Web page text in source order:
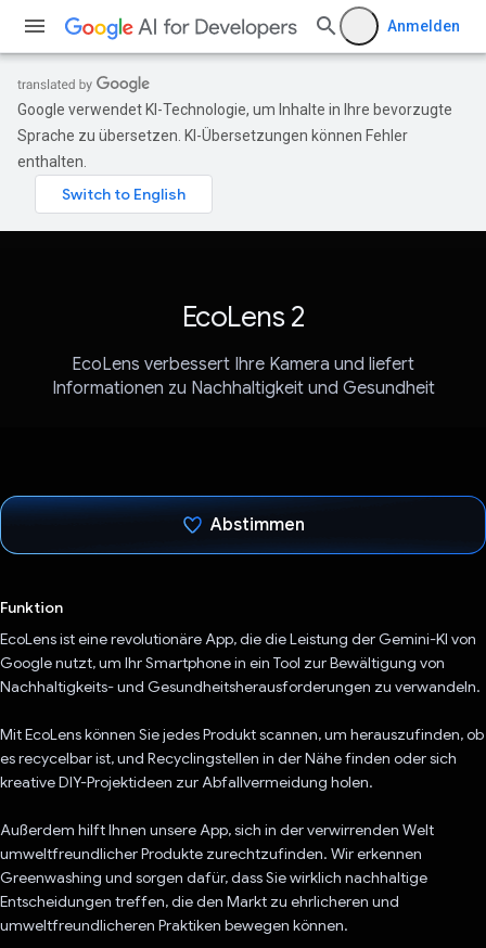
Anmelden
Google verwendet KI-Technologie, um Inhalte in Ihre bevorzugte
Sprache zu übersetzen. KI-Übersetzungen können Fehler
enthalten.
EcoLens 2
EcoLens verbessert Ihre Kamera und liefert
Informationen zu Nachhaltigkeit und Gesundheit
Abstimmen
Funktion
EcoLens ist eine revolutionäre App, die die Leistung der Gemini-KI von
Google nutzt, um Ihr Smartphone in ein Tool zur Bewältigung von
Nachhaltigkeits- und Gesundheitsherausforderungen zu verwandeln.
Mit EcoLens können Sie jedes Produkt scannen, um herauszufinden, ob
es recycelbar ist, und Recyclingstellen in der Nähe finden oder sich
kreative DIY-Projektideen zur Abfallvermeidung holen.
Außerdem hilft Ihnen unsere App, sich in der verwirrenden Welt
umweltfreundlicher Produkte zurechtzufinden. Wir erkennen
Greenwashing und sorgen dafür, dass Sie wirklich nachhaltige
Entscheidungen treffen, die den Markt zu ehrlicheren und
umweltfreundlicheren Praktiken bewegen können.